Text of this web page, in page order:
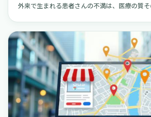
外来で生まれる患者さんの不満は、医療の質
にとって、心身ともに負担が大きいものです
「あとどれくらい待つのだろう」という見通
って、さらに増幅されてしまいます。この記事
や小規模な病院、訪問看護・介護の事業所な
取り組める「待ち時間の可視化」について、
とめた実践的な手引きです。専門的なシステ
営指標の話は一旦脇に置き、「番号表示」「
予報」という三つの基本的な要素を中心に、